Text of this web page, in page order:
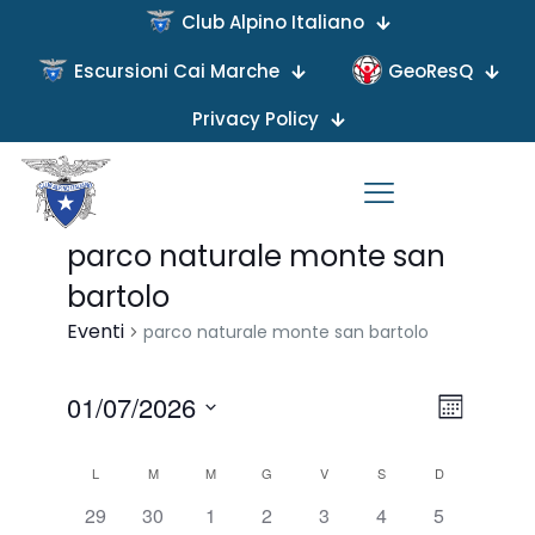
Club Alpino Italiano
Escursioni Cai Marche
GeoResQ
Privacy Policy
prossimi
parco naturale monte san
bartolo
Eventi parco naturale monte san bartolo
Viste
Evento
Mese
01/07/2026
Calendario
di
L M M G V S D
0
29
0
30
0
1
0
2
0
3
0
4
0
5